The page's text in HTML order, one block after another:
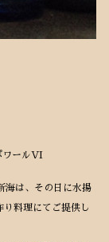
ワールVI
海は、その日に水揚
料理にてご提供し